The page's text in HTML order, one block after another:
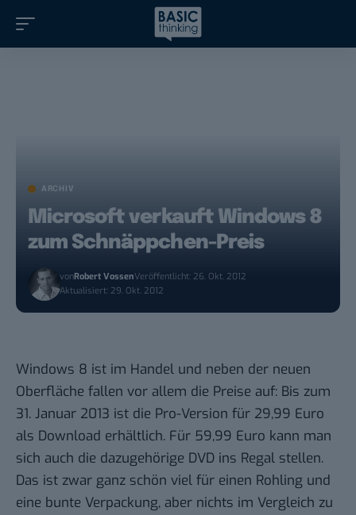
ARCHIV
Microsoft verkauft Windows 8
zum Schnäppchen-Preis
vonRobert VossenVeröffentlicht: 26. Okt. 2012
Aktualisiert: 29. Okt. 2012
Windows 8 ist im Handel und neben der neuen
Oberfläche fallen vor allem die Preise auf: Bis zum
31. Januar 2013 ist die Pro-Version für 29,99 Euro
als Download erhältlich. Für 59,99 Euro kann man
sich auch die dazugehörige DVD ins Regal stellen.
Das ist zwar ganz schön viel für einen Rohling und
eine bunte Verpackung, aber nichts im Vergleich zu